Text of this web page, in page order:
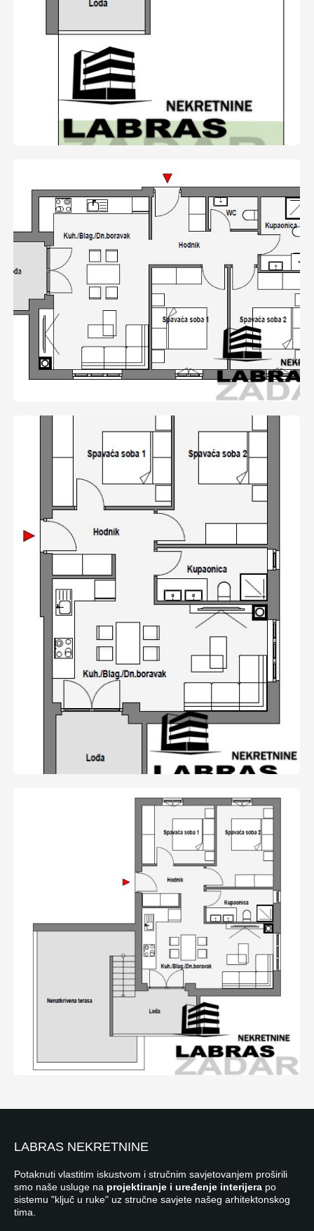
LABRAS NEKRETNINE
Potaknuti vlastitim iskustvom i stručnim savjetovanjem proširili
smo naše usluge na projektiranje i uređenje interijera po
sistemu "ključ u ruke" uz stručne savjete našeg arhitektonskog
tima.